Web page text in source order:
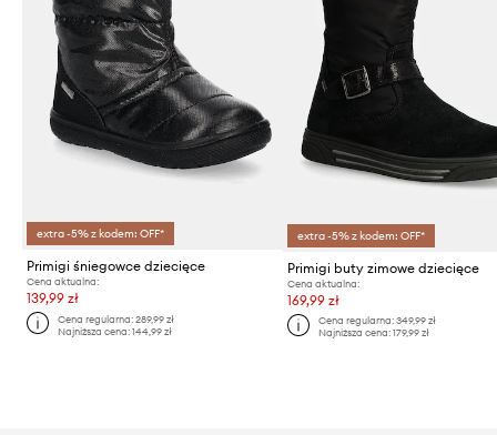
extra -5% z kodem: OFF*
Primigi śniegowce dziecięce
Cena aktualna:
139,99 zł
Cena regularna:289,99 zł
Najniższa cena:144,99 zł
extra -5% z kodem: OFF*
Primigi buty zimowe dziecięce
Cena aktualna:
169,99 zł
Cena regularna: 349,99 zł
Najniższa cena: 179,99 zł